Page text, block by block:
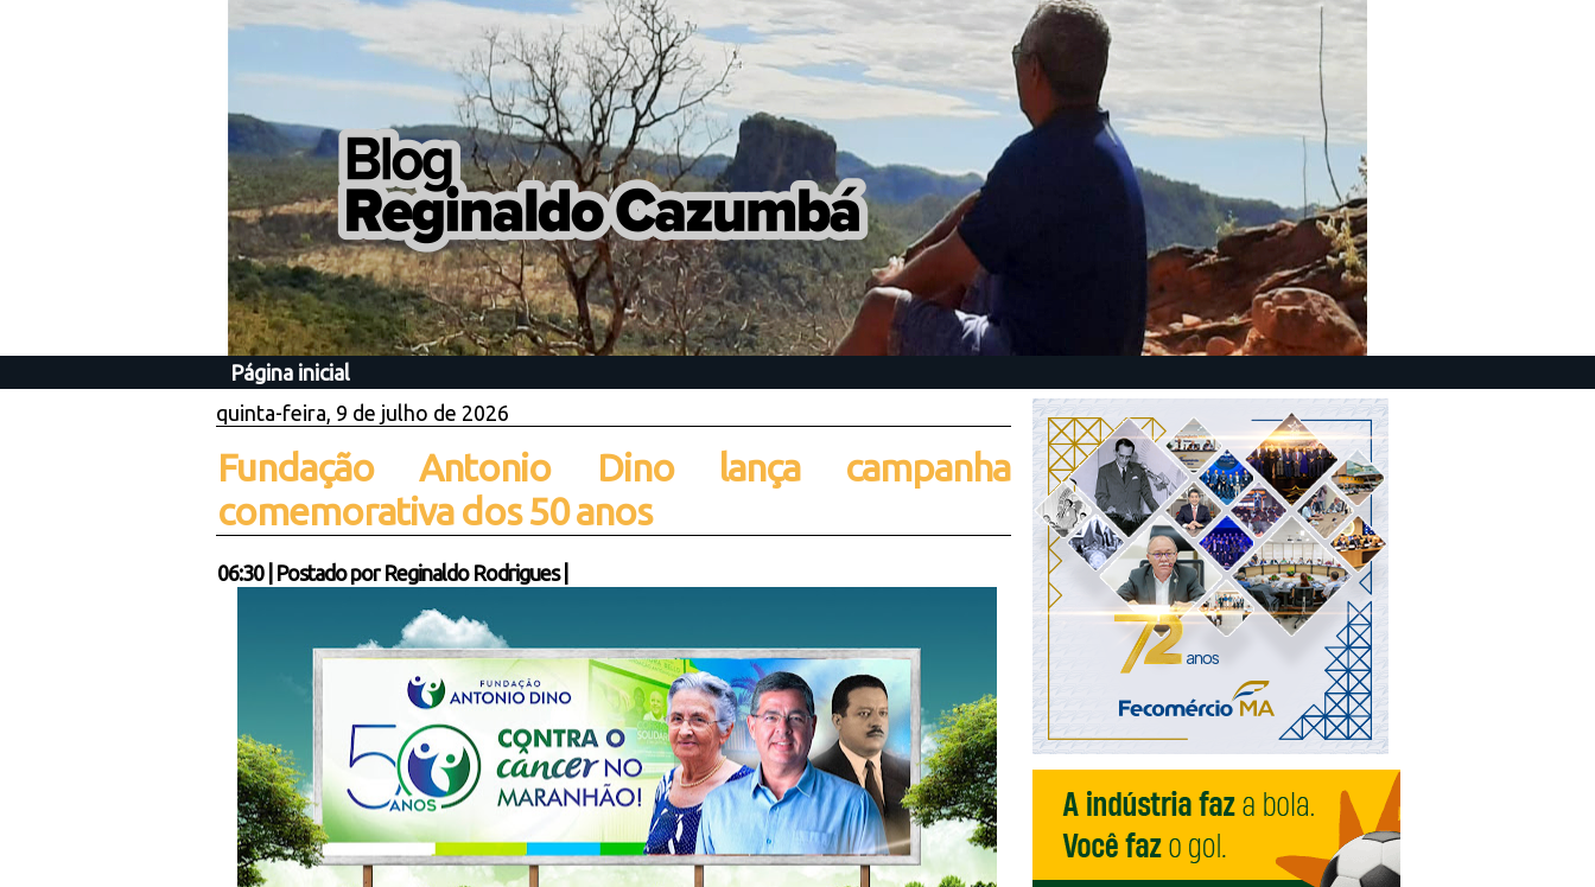
Página inicial
quinta-feira, 9 de julho de 2026
Fundação Antonio Dino lança campanha
comemorativa dos 50 anos
06:30| Postado por Reginaldo Rodrigues